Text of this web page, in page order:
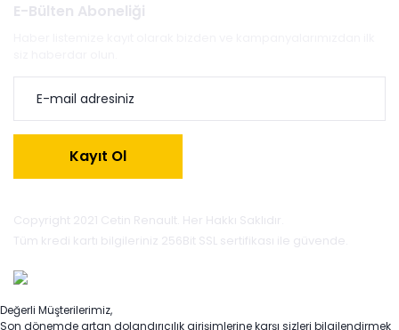
E-Bülten Aboneliği
Kayıt Ol
Copyright 2021 Cetin Renault. Her Hakkı Saklıdır.
Tüm kredi kartı bilgileriniz 256Bit SSL sertifikası ile güvende.
Değerli Müşterilerimiz,
Son dönemde artan dolandırıcılık girişimlerine karşı sizleri bilgilendirmek